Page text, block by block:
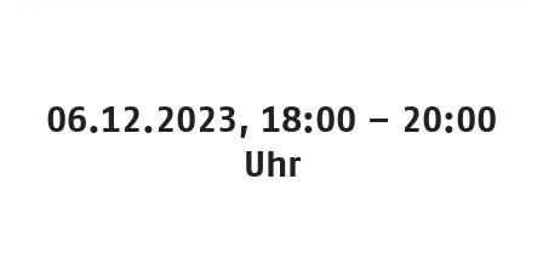
06.12.2023, 18:00 – 20:00
Uhr